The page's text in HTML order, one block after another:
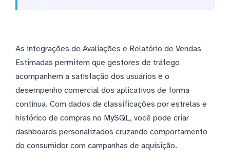
As integrações de Avaliações e Relatório de Vendas
Estimadas permitem que gestores de tráfego
acompanhem a satisfação dos usuários e o
desempenho comercial dos aplicativos de forma
contínua. Com dados de classificações por estrelas e
histórico de compras no MySQL, você pode criar
dashboards personalizados cruzando comportamento
do consumidor com campanhas de aquisição.